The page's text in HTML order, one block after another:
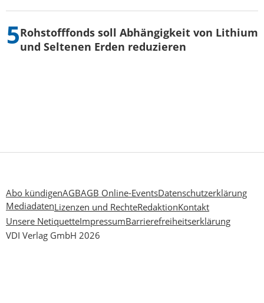
Rohstofffonds soll Abhängigkeit von Lithium
und Seltenen Erden reduzieren
Abo kündigenAGBAGB Online-EventsDatenschutzerklärung
MediadatenLizenzen und RechteRedaktionKontakt
Unsere NetiquetteImpressumBarrierefreiheitserklärung
VDI Verlag GmbH 2026